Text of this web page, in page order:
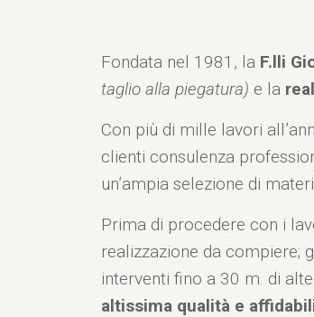
Fondata nel 1981, la F.lli
taglio alla piegatura) e la
Con più di mille lavori
clienti consulenza
un’ampia selezione di
Prima di procedere con i
realizzazione da compiere;
interventi fino a 30 m. di
altissima qualità e